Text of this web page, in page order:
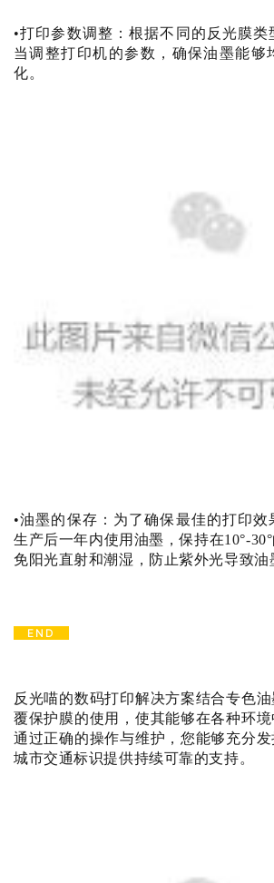
•打印参数调整：根据不同的反光膜
当调整打印机的参数，确保油墨能够
化。
•油墨的保存： 为了确保最佳的打印效
生产后一年内使用油墨，保持在10°-
免阳光直射和潮湿，防止紫外光导致油
END
反光喵的数码打印解决方案结合专色
覆保护膜的使用，使其能够在各种环境
通过正确的操作与维护，您能够充分
城市交通标识提供持续可靠的支持。